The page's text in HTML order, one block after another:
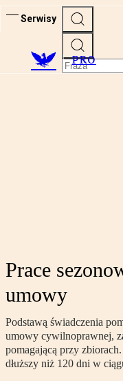
Serwisy
PRO
Prace
umowy
Podstawą świadczenia
umowy cywilnoprawnej,
pomagającą przy
dłuższy niż 120 dni w